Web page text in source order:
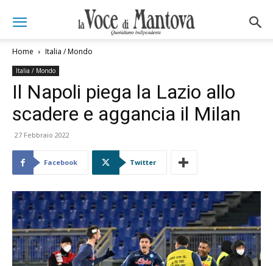
Home Italia / Mondo
Italia / Mondo
Il Napoli piega la Lazio allo
scadere e aggancia il Milan
27 Febbraio 2022
Facebook Twitter